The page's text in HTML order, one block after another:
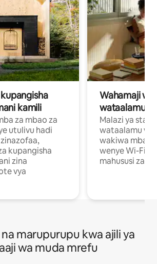
kamili
za mbao za
utulivu hadi
kupangisha
zina
vya
Wahamaji
wataalamu
Malazi ya
wataalamu
wakiwa mbali
wenye Wi-Fi
mahususi za
marupurupu kwa ajili ya
wa muda mrefu